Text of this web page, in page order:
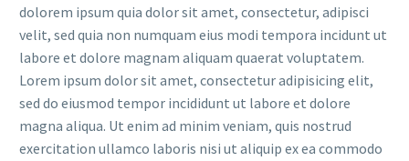
dolorem ipsum quia dolor sit amet, consectetur, adipisci
velit, sed quia non numquam eius modi tempora incidunt ut
labore et dolore magnam aliquam quaerat voluptatem.
Lorem ipsum dolor sit amet, consectetur adipisicing elit,
sed do eiusmod tempor incididunt ut labore et dolore
magna aliqua. Ut enim ad minim veniam, quis nostrud
exercitation ullamco laboris nisi ut aliquip ex ea commodo